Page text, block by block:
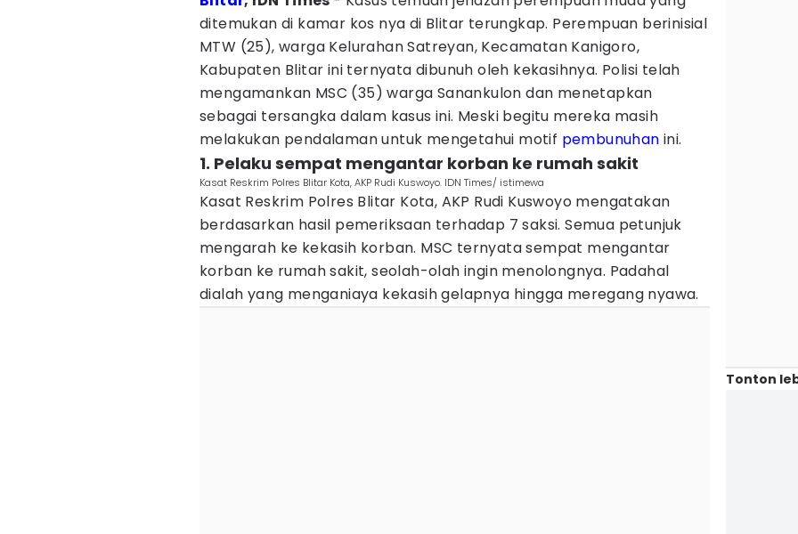
ditemukan di kamar kos nya di Blitar terungkap. Perempuan berinisial
MTW (25), warga Kelurahan Satreyan, Kecamatan Kanigoro,
Kabupaten Blitar ini ternyata dibunuh oleh kekasihnya. Polisi telah
mengamankan MSC (35) warga Sanankulon dan menetapkan
sebagai tersangka dalam kasus ini. Meski begitu mereka masih
melakukan pendalaman untuk mengetahui motif pembunuhan ini.
1. Pelaku sempat mengantar korban ke rumah sakit
Kasat Reskrim Polres Blitar Kota, AKP Rudi Kuswoyo. IDN Times/ istimewa
Kasat Reskrim Polres Blitar Kota, AKP Rudi Kuswoyo mengatakan
berdasarkan hasil pemeriksaan terhadap 7 saksi. Semua petunjuk
mengarah ke kekasih korban. MSC ternyata sempat mengantar
korban ke rumah sakit, seolah-olah ingin menolongnya. Padahal
dialah yang menganiaya kekasih gelapnya hingga meregang nyawa.
Tonton